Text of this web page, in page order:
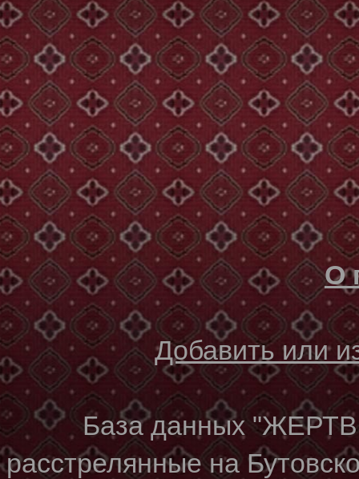
О
Добавить или
База данных
расстрелянные на